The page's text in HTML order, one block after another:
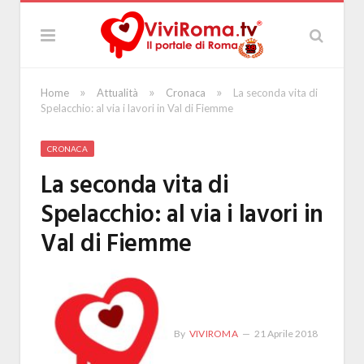
Home » Attualità » Cronaca »
La seconda vita di
Spelacchio: al via i lavori in Val di Fiemme
CRONACA
La seconda vita di
Spelacchio: al via i lavori in
Val di Fiemme
By VIVIROMA 21 Aprile 2018